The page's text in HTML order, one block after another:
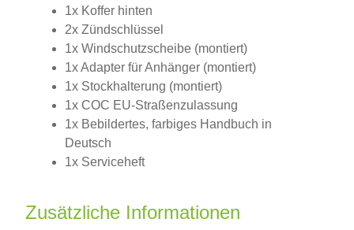
1x Koffer hinten
2x Zündschlüssel
1x Windschutzscheibe (montiert)
1x Adapter für Anhänger (montiert)
1x Stockhalterung (montiert)
1x COC EU-Straßenzulassung
1x Bebildertes, farbiges Handbuch in
Deutsch
1x Serviceheft
Zusätzliche Informationen